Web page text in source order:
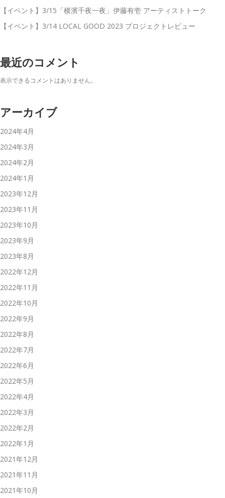
【イベント】3/15「横濱千夜一夜」伊藤有壱 アーティストトーク
【イベント】3/14 LOCAL GOOD 2023 プロジェクトレビュー
最近のコメント
表示できるコメントはありません。
アーカイブ
2024年4月
2024年3月
2024年2月
2024年1月
2023年12月
2023年11月
2023年10月
2023年9月
2023年8月
2022年12月
2022年11月
2022年10月
2022年9月
2022年8月
2022年7月
2022年6月
2022年5月
2022年4月
2022年3月
2022年2月
2022年1月
2021年12月
2021年11月
2021年10月